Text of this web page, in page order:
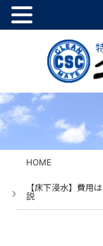
HOME
【床下浸水】費用
説